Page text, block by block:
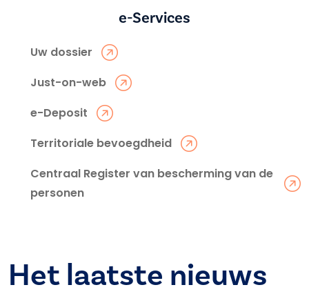
e-Services
Uw dossier
Just-on-web
e-Deposit
Territoriale bevoegdheid
Centraal Register van bescherming van de
personen
Het laatste nieuws